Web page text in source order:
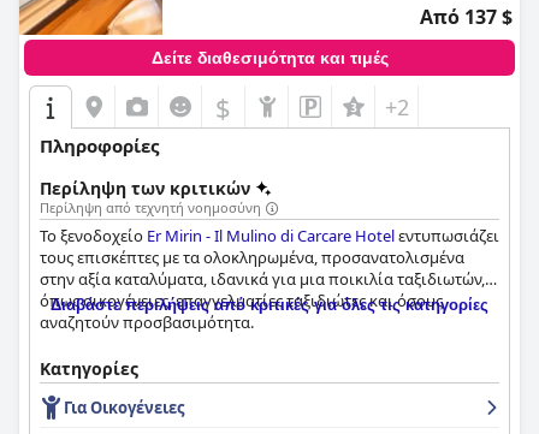
Από 137 $
Δείτε διαθεσιμότητα και τιμές
$ +2
Πληροφορίες
Περίληψη των κριτικών
Περίληψη από τεχνητή νοημοσύνη
Το ξενοδοχείο Er Mirin - Il Mulino di Carcare Hotelεντυπωσιάζει
τους επισκέπτες με τα ολοκληρωμένα, προσανατολισμένα
στην αξία καταλύματα, ιδανικά για μια ποικιλία ταξιδιωτών,
όπως οικογένειες, επαγγελματίες ταξιδιώτες και όσους
αναζητούν προσβασιμότητα.
Η βολική τοποθεσία του ξενοδοχείου αποτελεί σημαντικό
πλεονέκτημα, ειδικά για τους ταξιδιώτες που φτάνουν στη
Σαβόνα με πλοίο, καθώς απέχει μόλις 800 μέτρα από το κέντρο
Διαβάστε περιλήψεις από κριτικές για όλες τις κατηγορίες
Κατηγορίες
Για Οικογένειες